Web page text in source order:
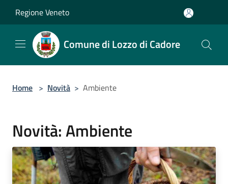
Regione Veneto
Comune di Lozzo di Cadore
Home > Novità > Ambiente
Novità: Ambiente